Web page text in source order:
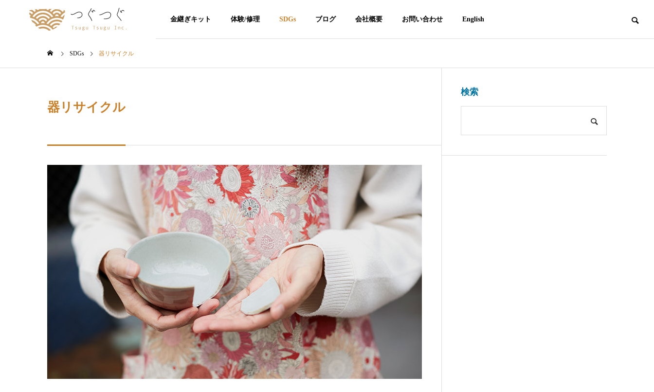
金継ぎキット 体験/修理 SDGs ブログ 会社概要 お問い合わせ English
Goals（持続可能な開発目
金継ぎ器の販売
金継ぎ器の販売を開始
金継ぎレンタル
金継ぎ器の貸し出し
浅草の田窯にて、金継ぎ実演・修
理相談会を開催します！2026/7/26
（日）
伝統技術は「好き」だけで仕事に
できる？ — 金継ぎで起業した俣野
の失敗と挫折のリアル—京都伝統
工芸大学校「伝統産業論」での講
演
つぐつぐ金継ぎ作品展2026 開催の
お知らせ
Company Profile
営業時間・アクセス
ぐで働く
Recruitment
個人情報保護方針
Privacy Protection
SDGs 器リサイクル
器リサイクル
検索